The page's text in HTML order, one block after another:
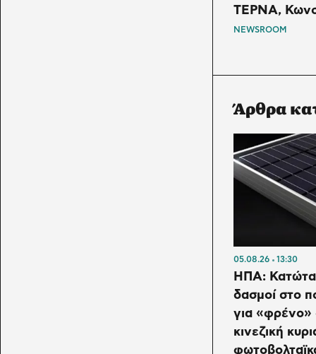
ΤΕΡΝΑ,
NEWSROOM
Άρθρα
05.08.26 13:30
ΗΠΑ:
δασμοί στο
για «φρένο»
κινεζική